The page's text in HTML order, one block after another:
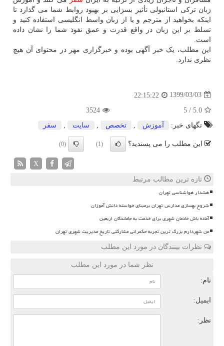
زبان ترکی استانبولی تأثیر بسزایی بر بهبود روابط شما می گذارد تا
اینکه بخواهید از مترجم و یا از زبان واسط انگلیسی استفاده کنید و
تسلط بر این زبان در واقع قدرت و عمق نفوذ شما را نشان داده
است.
این مطلب، یک خبر آگهی بوده و خبرگزاری مهر در محتوای آن هیچ
نظری ندارد.
1399/03/03
22:15:22
5.0
/
5
3524
تگهای خبر:
آموزش تخصص سایت سفر
این مطلب را می پسندید؟ (1)
(0)
X
تازه ترین مطالب مرتبط
هشدار هواشناسی تهران
شروع بهسازی مدارس تهران برمبنای خواسته دانش آموزان
آماده باش خادمان شهری برای خدمت به جاماندگان اربعین
من شهردارم بزرگ ترین تجربه حکمرانی مشارکتی تاریخ مدیریت شهری تهران
نظرات بینندگان در مورد این مطلب
نظر شما در مورد این مطلب
نام:
ایمیل:
نظر: